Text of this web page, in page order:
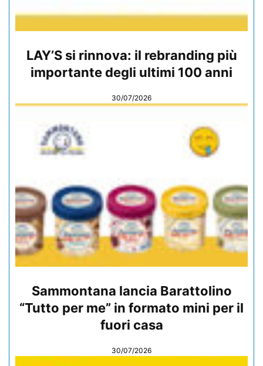
LAY’S si rinnova: il rebranding più
importante degli ultimi 100 anni
30/07/2026
Sammontana lancia Barattolino
“Tutto per me” in formato mini per il
fuori casa
30/07/2026